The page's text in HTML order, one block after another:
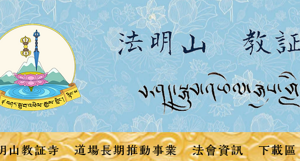
山教証寺 道場長期推動事業 法會資訊 下載區